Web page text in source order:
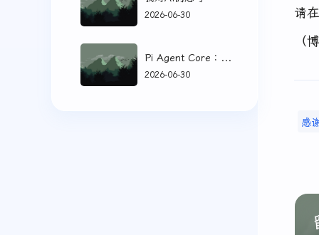
2026-06-30
Pi Agent Core：极简 AI Coding Agent 核心解析
2026-06-30
请
（
感